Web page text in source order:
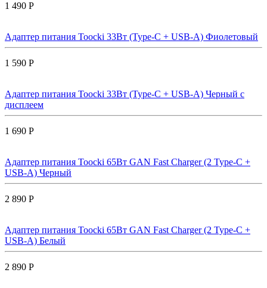
1 490 Р
Адаптер питания Toocki 33Вт (Type-C + USB-A) Фиолетовый
1 590 Р
Адаптер питания Toocki 33Вт (Type-C + USB-A) Черный с
дисплеем
1 690 Р
Адаптер питания Toocki 65Вт GAN Fast Charger (2 Type-C +
USB-A) Черный
2 890 Р
Адаптер питания Toocki 65Вт GAN Fast Charger (2 Type-C +
USB-A) Белый
2 890 Р